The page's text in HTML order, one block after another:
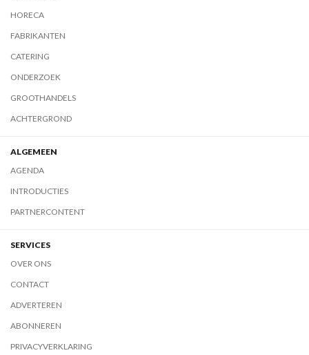
HORECA
FABRIKANTEN
CATERING
ONDERZOEK
GROOTHANDELS
ACHTERGROND
ALGEMEEN
AGENDA
INTRODUCTIES
PARTNERCONTENT
SERVICES
OVER ONS
CONTACT
ADVERTEREN
ABONNEREN
PRIVACYVERKLARING